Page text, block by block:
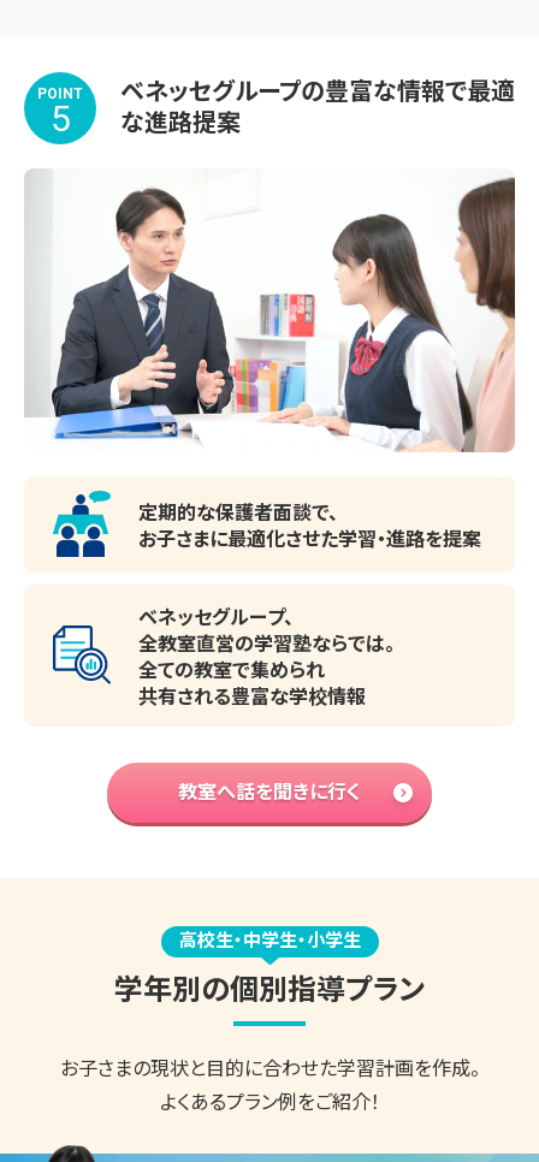
POINT
5
ベネッセグループの豊富な情報で最適
な進路提案
定期的な保護者面談で、
お子さまに最適化させた学習・進路を提案
ベネッセグループ、
全教室直営の学習塾ならでは。
全ての教室で集められ
共有される豊富な学校情報
教室へ話を聞きに行く
高校生・中学生・小学生
学年別の個別指導プラン
お子さまの現状と目的に合わせた学習計画を作成。
よくあるプラン例をご紹介！